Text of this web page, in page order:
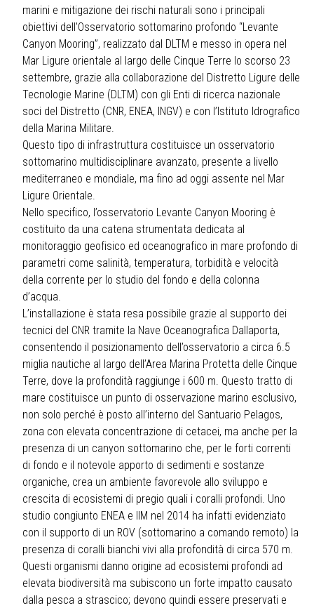
marini e mitigazione dei rischi naturali sono i principali
obiettivi dell’Osservatorio sottomarino profondo “Levante
Canyon Mooring”, realizzato dal DLTM e messo in opera nel
Mar Ligure orientale al largo delle Cinque Terre lo scorso 23
settembre, grazie alla collaborazione del Distretto Ligure delle
Tecnologie Marine (DLTM) con gli Enti di ricerca nazionale
soci del Distretto (CNR, ENEA, INGV) e con l’Istituto Idrografico
della Marina Militare.
Questo tipo di infrastruttura costituisce un osservatorio
sottomarino multidisciplinare avanzato, presente a livello
mediterraneo e mondiale, ma fino ad oggi assente nel Mar
Ligure Orientale.
Nello specifico, l’osservatorio Levante Canyon Mooring è
costituito da una catena strumentata dedicata al
monitoraggio geofisico ed oceanografico in mare profondo di
parametri come salinità, temperatura, torbidità e velocità
della corrente per lo studio del fondo e della colonna
d’acqua.
L’installazione è stata resa possibile grazie al supporto dei
tecnici del CNR tramite la Nave Oceanografica Dallaporta,
consentendo il posizionamento dell’osservatorio a circa 6.5
miglia nautiche al largo dell’Area Marina Protetta delle Cinque
Terre, dove la profondità raggiunge i 600 m. Questo tratto di
mare costituisce un punto di osservazione marino esclusivo,
non solo perché è posto all’interno del Santuario Pelagos,
zona con elevata concentrazione di cetacei, ma anche per la
presenza di un canyon sottomarino che, per le forti correnti
di fondo e il notevole apporto di sedimenti e sostanze
organiche, crea un ambiente favorevole allo sviluppo e
crescita di ecosistemi di pregio quali i coralli profondi. Uno
studio congiunto ENEA e IIM nel 2014 ha infatti evidenziato
con il supporto di un ROV (sottomarino a comando remoto) la
presenza di coralli bianchi vivi alla profondità di circa 570 m.
Questi organismi danno origine ad ecosistemi profondi ad
elevata biodiversità ma subiscono un forte impatto causato
dalla pesca a strascico; devono quindi essere preservati e